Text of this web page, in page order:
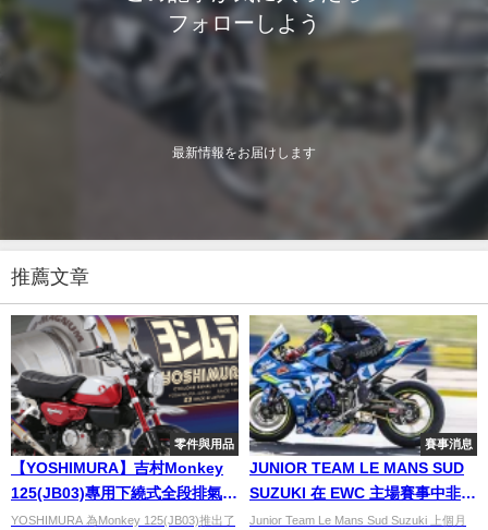
フォローしよう
最新情報をお届けします
推薦文章
零件與用品
【YOSHIMURA】吉村Monkey
125(JB03)專用下繞式全段排氣管
上市啦！
YOSHIMURA 為Monkey 125(JB03)推出了
賽事消息
JUNIOR TEAM LE MANS SUD
SUZUKI 在 EWC 主場賽事中非常
滿意
Junior Team Le Mans Sud Suzuki 上個月